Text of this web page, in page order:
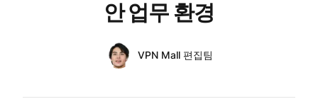
안 업무 환경
Name
VPN Mall 편집팀